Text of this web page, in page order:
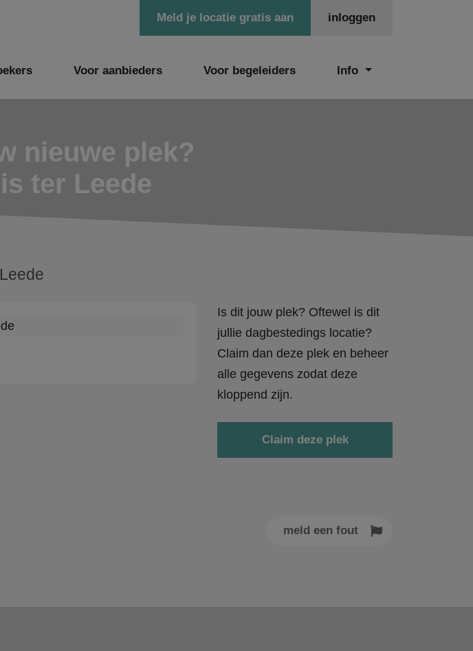
inloggen
Meld je locatie gratis aan
Voor aanbieders Voor begeleiders Info
nieuwe plek?
ter Leede
Is dit jouw plek? Oftewel is dit
jullie dagbestedings locatie?
Claim dan deze plek en beheer
alle gegevens zodat deze
kloppend zijn.
Claim deze plek
meld een fout